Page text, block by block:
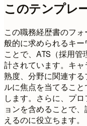
このテンプレ
この職務経歴書のフ
般的に求められるキ
ことで、ATS（採用
計されています。キ
熟度、分野に関連す
ルに焦点を当てるこ
します。さらに、プ
ョンを含めることで
えるのに役立ちます。